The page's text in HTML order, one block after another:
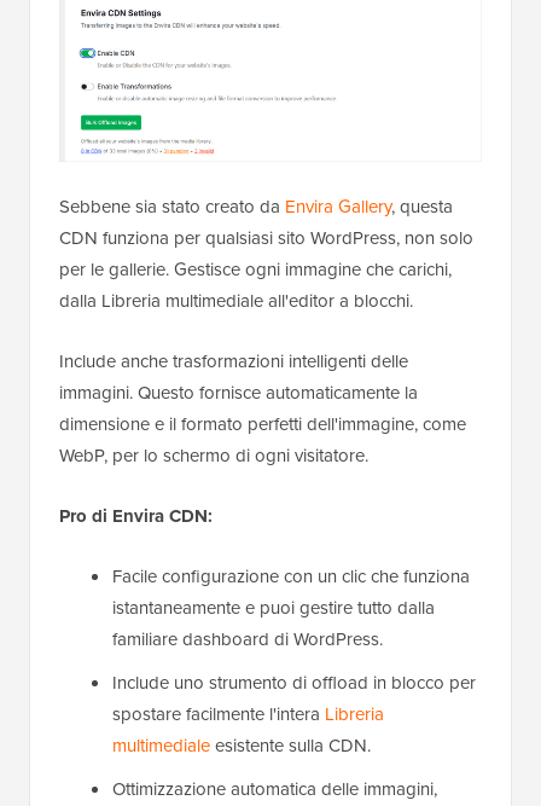
Sebbene sia stato creato da Envira Gallery, questa
CDN funziona per qualsiasi sito WordPress, non solo
per le gallerie. Gestisce ogni immagine che carichi,
dalla Libreria multimediale all'editor a blocchi.
Include anche trasformazioni intelligenti delle
immagini. Questo fornisce automaticamente la
dimensione e il formato perfetti dell'immagine, come
WebP, per lo schermo di ogni visitatore.
Pro di Envira CDN:
Facile configurazione con un clic che funziona
istantaneamente e puoi gestire tutto dalla
familiare dashboard di WordPress.
Include uno strumento di offload in blocco per
spostare facilmente l'intera Libreria
multimedialeesistente sulla CDN.
Ottimizzazione automatica delle immagini,